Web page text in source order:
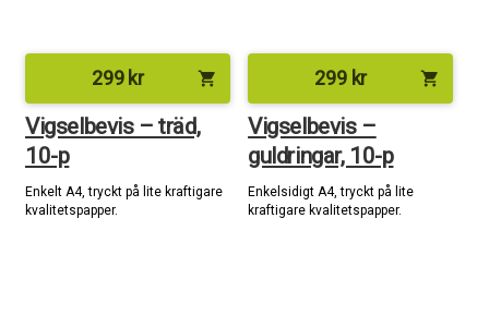
299kr shopping_cart
Vigselbevis – träd,
10-p
Enkelt A4, tryckt på lite kraftigare
kvalitetspapper.
299 kr shopping_cart
Vigselbevis –
guldringar, 10-p
Enkelsidigt A4, tryckt på lite
kraftigare kvalitetspapper.